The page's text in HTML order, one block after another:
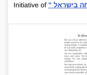
Initiative of